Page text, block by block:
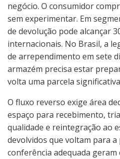
negócio. O consumidor
sem experimentar. Em
de devolução pode alcançar
internacionais. No Brasil, a
de arrependimento em sete
armazém precisa estar
volta uma parcela
O fluxo reverso exige área
espaço para recebimento,
qualidade e reintegração ao
devolvidos que voltam para
conferência adequada geram